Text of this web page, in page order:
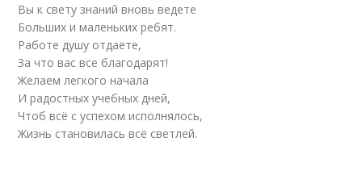
Вы к свету знаний вновь ведете
Больших и маленьких ребят.
Работе душу отдаете,
За что вас все благодарят!
Желаем легкого начала
И радостных учебных дней,
Чтоб всё с успехом исполнялось,
Жизнь становилась всё светлей.